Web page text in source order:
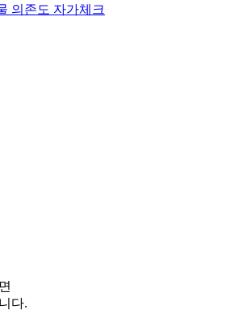
의존도 자가체크
다.